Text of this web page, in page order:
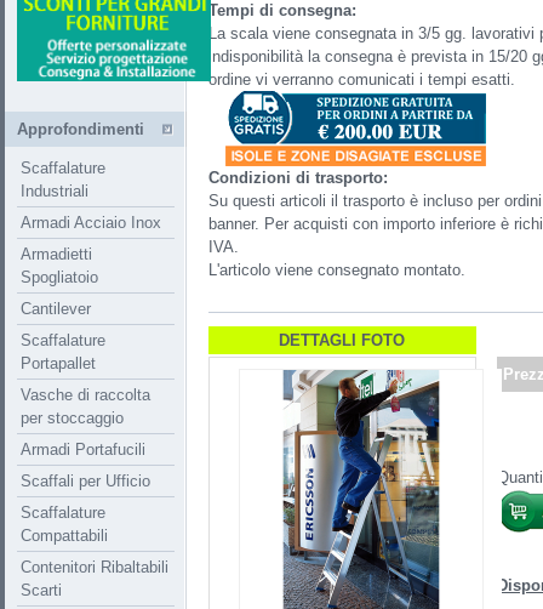
Tempi di consegna:
La scala viene consegnata in 3/5 gg.
indisponibilità la consegna è prevista in 15/20
ordine vi verranno comunicati i tempi esatti.
Condizioni di trasporto:
Su questi articoli il trasporto è incluso per
banner. Per acquisti con importo inferiore è
IVA.
L'articolo viene consegnato montato.
DETTAGLI FOTO
Approfondimenti
Scaffalature
Industriali
Armadi Acciaio Inox
Armadietti
Spogliatoio
Cantilever
Scaffalature
Portapallet
Vasche di raccolta
per stoccaggio
Armadi Portafucili
Scaffali per Ufficio
Scaffalature
Compattabili
Contenitori Ribaltabili
Scarti